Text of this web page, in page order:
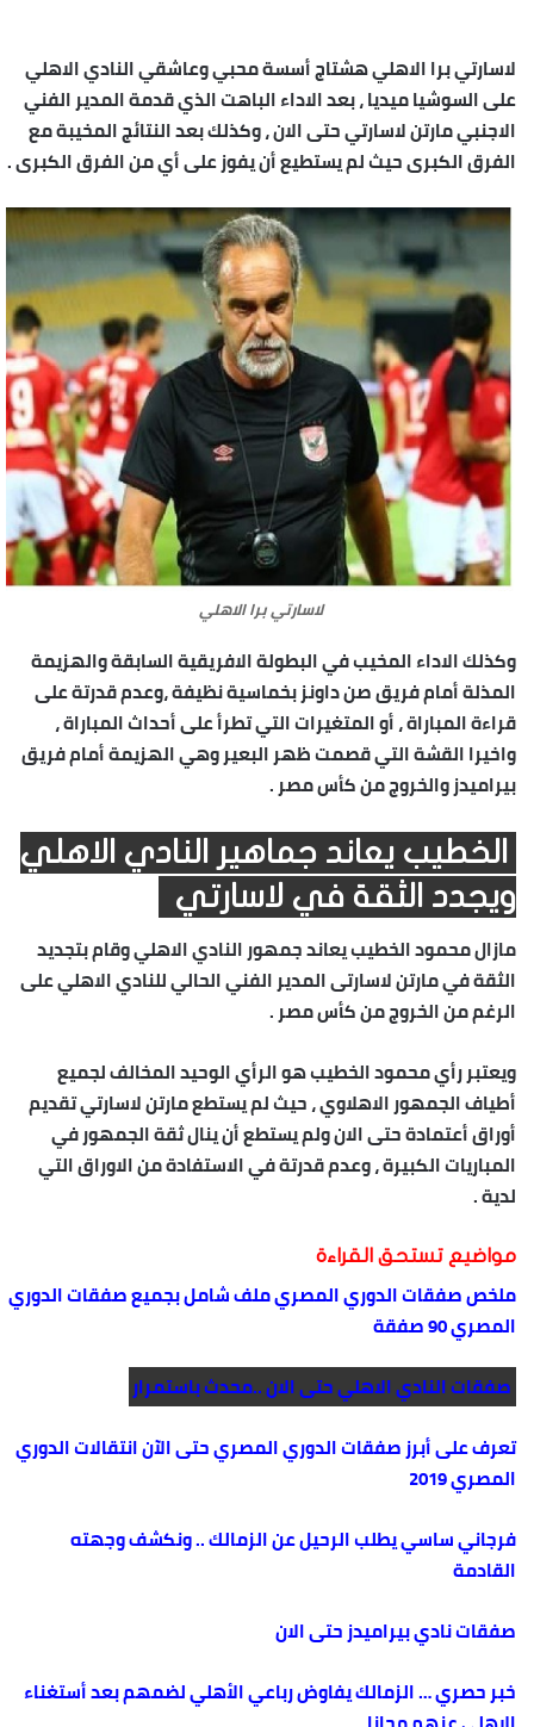
لاسارتي برا الاهلي هشتاج أسسة محبي وعاشقي النادي الاهلي
على السوشيا ميديا ، بعد الاداء الباهت الذي قدمة المدير الفني
الاجنبي مارتن لاسارتي حتى الان ، وكذلك بعد النتائج المخيبة مع
الفرق الكبرى حيث لم يستطيع أن يفوز على أي من الفرق الكبرى .
لاسارتي برا الاهلي
وكذلك الاداء المخيب في البطولة الافريقية السابقة والهزيمة
المذلة أمام فريق صن داونز بخماسية نظيفة ،وعدم قدرتة على
قراءة المباراة ، أو المتغيرات التي تطرأ على أحداث المباراة ،
واخيرا القشة التي قصمت ظهر البعير وهي الهزيمة أمام فريق
بيراميدز والخروج من كأس مصر .
الخطيب يعاند جماهير النادي الاهلي
ويجدد الثقة في لاسارتي
مازال محمود الخطيب يعاند جمهور النادي الاهلي وقام بتجديد
الثقة في مارتن لاسارتى المدير الفني الحالي للنادي الاهلي على
الرغم من الخروج من كأس مصر .
ويعتبر رأي محمود الخطيب هو الرأي الوحيد المخالف لجميع
أطياف الجمهور الاهلاوي ، حيث لم يستطع مارتن لاسارتي تقديم
أوراق أعتمادة حتى الان ولم يستطع أن ينال ثقة الجمهور في
المباريات الكبيرة ، وعدم قدرتة في الاستفادة من الاوراق التي
لدية .
مواضيع تستحق القراءة
ملخص صفقات الدوري المصري ملف شامل بجميع صفقات الدوري
المصري 90 صفقة
صفقات النادي الاهلي حتى الان ..محدث باستمرار
تعرف على أبرز صفقات الدوري المصري حتى الآن انتقالات الدوري
المصري 2019
فرجاني ساسي يطلب الرحيل عن الزمالك .. ونكشف وجهته
القادمة
صفقات نادي بيراميدز حتى الان
خبر حصري … الزمالك يفاوض رباعي الأهلي لضمهم بعد أستغناء